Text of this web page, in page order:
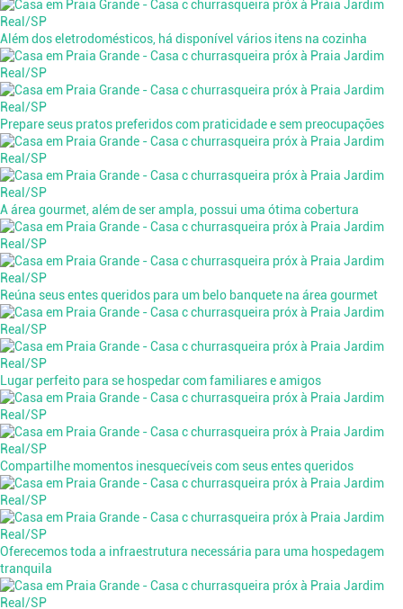
Além dos eletrodomésticos, há disponível vários itens na cozinha
Prepare seus pratos preferidos com praticidade e sem preocupações
A área gourmet, além de ser ampla, possui uma ótima cobertura
Reúna seus entes queridos para um belo banquete na área gourmet
Lugar perfeito para se hospedar com familiares e amigos
Compartilhe momentos inesquecíveis com seus entes queridos
Oferecemos toda a infraestrutura necessária para uma hospedagem
tranquila